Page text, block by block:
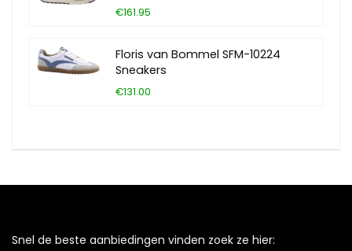
€161.95
Floris van Bommel SFM-10224
Sneakers
€131.00
Snel de beste aanbiedingen vinden zoek ze hier: